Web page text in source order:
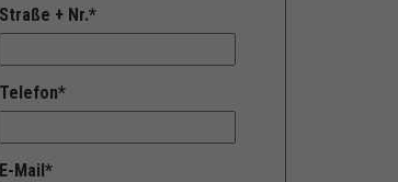
Straße + Nr.*
Telefon*
E-Mail*